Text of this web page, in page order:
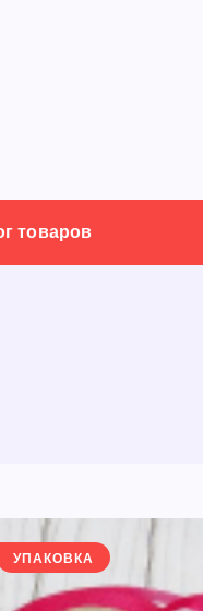
товаров
УПАКОВКА